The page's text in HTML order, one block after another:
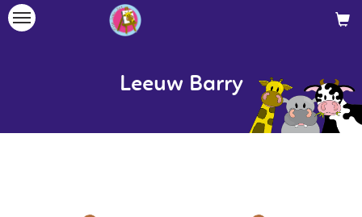
Toggle
Leeuw Barry